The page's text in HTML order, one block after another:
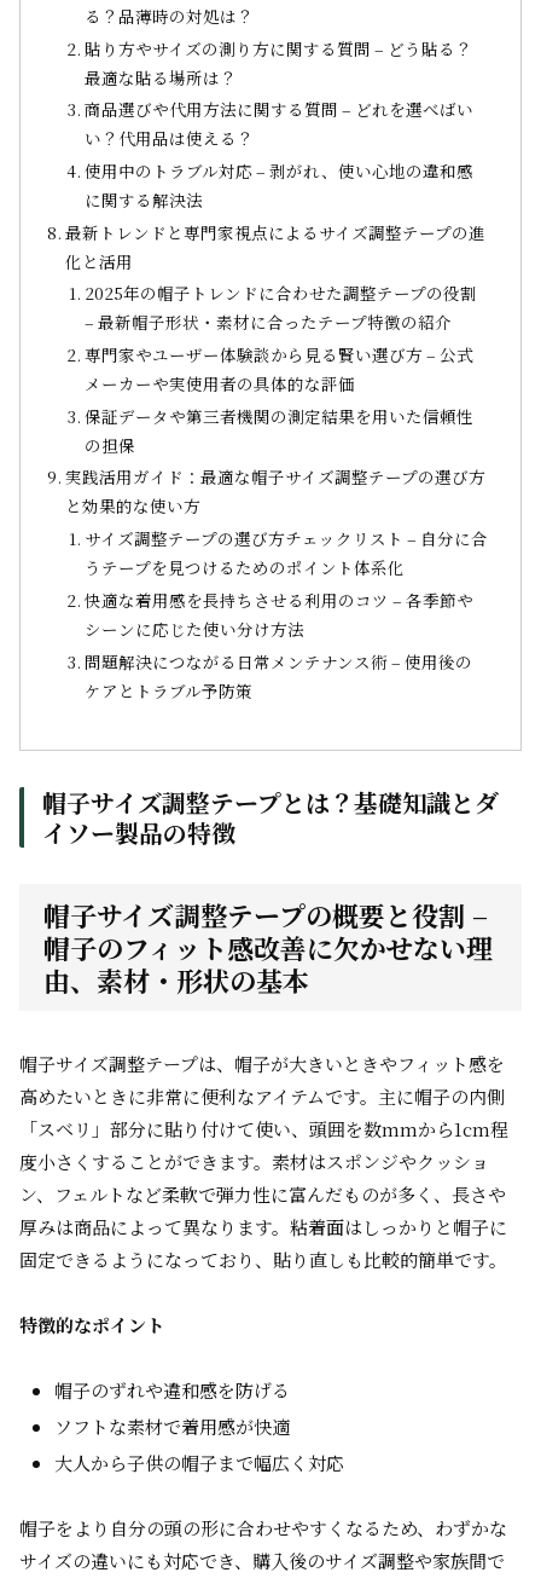
る？品薄時の対処は？
貼り方やサイズの測り方に関する質問 – どう貼る？
最適な貼る場所は？
商品選びや代用方法に関する質問 – どれを選べばい
い？代用品は使える？
使用中のトラブル対応 – 剥がれ、使い心地の違和感
に関する解決法
最新トレンドと専門家視点によるサイズ調整テープの進
化と活用
2025年の帽子トレンドに合わせた調整テープの役割
– 最新帽子形状・素材に合ったテープ特徴の紹介
専門家やユーザー体験談から見る賢い選び方 – 公式
メーカーや実使用者の具体的な評価
保証データや第三者機関の測定結果を用いた信頼性
の担保
実践活用ガイド：最適な帽子サイズ調整テープの選び方
と効果的な使い方
サイズ調整テープの選び方チェックリスト – 自分に合
うテープを見つけるためのポイント体系化
快適な着用感を長持ちさせる利用のコツ – 各季節や
シーンに応じた使い分け方法
問題解決につながる日常メンテナンス術 – 使用後の
ケアとトラブル予防策
帽子サイズ調整テープとは？基礎知識とダ
イソー製品の特徴
帽子サイズ調整テープの概要と役割 –
帽子のフィット感改善に欠かせない理
由、素材・形状の基本
帽子サイズ調整テープは、帽子が大きいときやフィット感を
高めたいときに非常に便利なアイテムです。主に帽子の内側
「スベリ」部分に貼り付けて使い、頭囲を数mmから1cm程
度小さくすることができます。素材はスポンジやクッショ
ン、フェルトなど柔軟で弾力性に富んだものが多く、長さや
厚みは商品によって異なります。粘着面はしっかりと帽子に
固定できるようになっており、貼り直しも比較的簡単です。
特徴的なポイント
帽子のずれや違和感を防げる
ソフトな素材で着用感が快適
大人から子供の帽子まで幅広く対応
帽子をより自分の頭の形に合わせやすくなるため、わずかな
サイズの違いにも対応でき、購入後のサイズ調整や家族間で